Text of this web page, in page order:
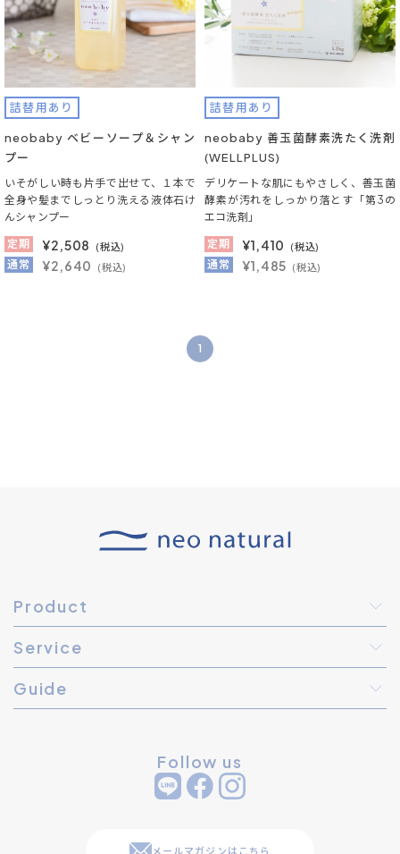
詰替用あり
neobaby ベビーソープ＆シャン
プー
いそがしい時も片手で出せて、１本で
全身や髪までしっとり洗える液体石け
んシャンプー
定期
¥2,508 (税込)
通常 ¥2,640 (税込)
詰替用あり
neobaby 善玉菌酵素洗たく洗剤
(WELLPLUS)
デリケートな肌にもやさしく、善玉菌
酵素が汚れをしっかり落とす「第3の
エコ洗剤」
定期
¥1,410 (税込)
通常 ¥1,485 (税込)
1
Product
Service
Guide
Follow us
メールマガジンはこちら